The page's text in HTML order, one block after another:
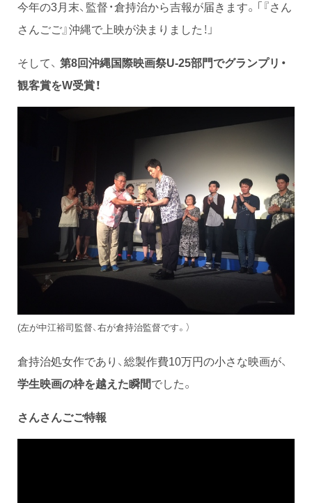
今年の3月末、監督・倉持治から吉報が届きます。「『さん
さんごご』沖縄で上映が決まりました！」
そして、 第8回沖縄国際映画祭U-25部門でグランプリ・
観客賞をW受賞！
(左が中江裕司監督、右が倉持治監督です。）
倉持治処女作であり、総製作費10万円の小さな映画が、
学生映画の枠を越えた瞬間でした。
さんさんごご特報